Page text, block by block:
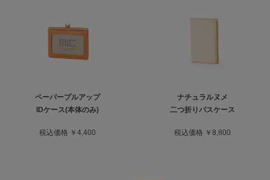
ペーパープルアップ
IDケース(本体のみ)
税込価格 ￥4,400
ナチュラルヌメ
二つ折りパスケース
税込価格 ￥8,800